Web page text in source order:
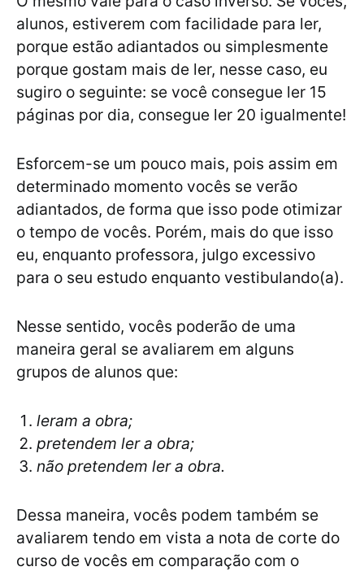
alunos, estiverem com facilidade para ler,
porque estão adiantados ou simplesmente
porque gostam mais de ler, nesse caso, eu
sugiro o seguinte: se você consegue ler 15
páginas por dia, consegue ler 20 igualmente!
Esforcem-se um pouco mais, pois assim em
determinado momento vocês se verão
adiantados, de forma que isso pode otimizar
o tempo de vocês. Porém, mais do que isso
eu, enquanto professora, julgo excessivo
para o seu estudo enquanto vestibulando(a).
Nesse sentido, vocês poderão de uma
maneira geral se avaliarem em alguns
grupos de alunos que:
leram a obra;
pretendem ler a obra;
não pretendem ler a obra.
Dessa maneira, vocês podem também se
avaliarem tendo em vista a nota de corte do
curso de vocês em comparação com o